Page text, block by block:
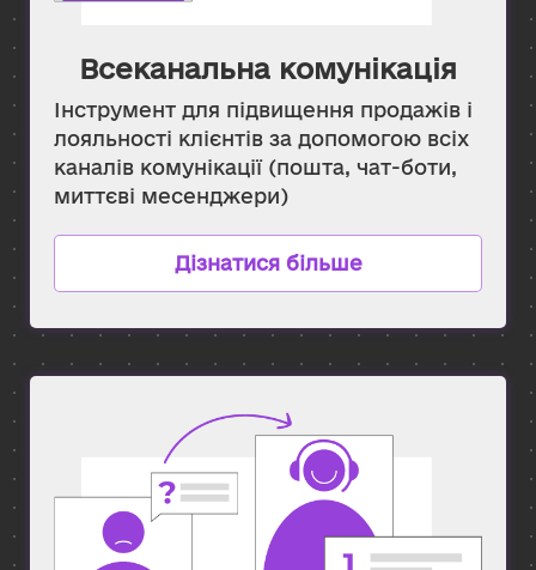
Всеканальна комунікація
Інструмент для підвищення продажів і
лояльності клієнтів за допомогою всіх
каналів комунікації (пошта, чат-боти,
миттєві месенджери)
Дізнатися більше